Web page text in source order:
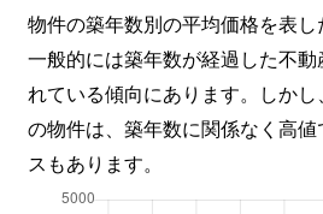
物件の築年数別の平均価格を表し
一般的には築年数が経過した不
れている傾向にあります。しか
の物件は、築年数に関係なく高
スもあります。